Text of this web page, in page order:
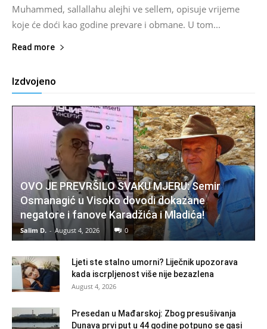
Muhammed, sallallahu alejhi ve sellem, opisuje vrijeme
koje će doći kao godine prevare i obmane. U tom...
Read more
Izdvojeno
OVO JE PREVRŠILO SVAKU MJERU: Semir
Osmanagić u Visoko dovodi dokazane
negatore i fanove Karadžića i Mladića!
Salim D. - August 4, 2026 0
Ljeti ste stalno umorni? Liječnik upozorava
kada iscrpljenost više nije bezazlena
August 4, 2026
Presedan u Mađarskoj: Zbog presušivanja
Dunava prvi put u 44 godine potpuno se gasi